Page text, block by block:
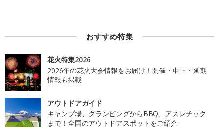
おすすめ特集
花火特集2026
2026年の花火大会情報をお届け！開催・中止・延期
情報も掲載
アウトドアガイド
キャンプ場、グランピングからBBQ、アスレチック
まで！全国のアウトドアスポットをご紹介